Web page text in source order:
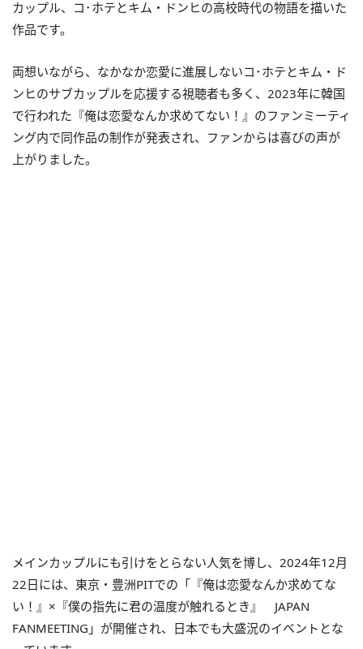
カップル、コ･ホテとキム・ドンヒの高校時代の物語を描いた
作品です。
両想いながら、なかなか恋愛に進展しないコ･ホテとキム・ド
ンヒのサブカップルを応援する視聴者も多く、2023年に韓国
で行われた『俺は恋愛なんか求めてない！』のファンミーティ
ング内で同作品の制作が発表され、ファンからは喜びの声が
上がりました。
メインカップルにも引けをとらない人気を博し、2024年12月
22日には、東京・豊洲PITでの「『俺は恋愛なんか求めてな
い！』×『僕の指先に君の温度が触れるとき』 JAPAN
FANMEETING」が開催され、日本でも大盛況のイベントとな